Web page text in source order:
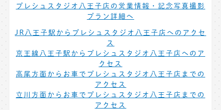
プレシュスタジオ八王子店の営業情報・記念写真撮影
プラン詳細へ
JR八王子駅からプレシュスタジオ八王子店へのアクセ
ス
京王線八王子駅からプレシュスタジオ八王子店へのア
クセス
高尾方面からお車でプレシュスタジオ八王子店までの
アクセス
立川方面からお車でプレシュスタジオ八王子店までの
アクセス